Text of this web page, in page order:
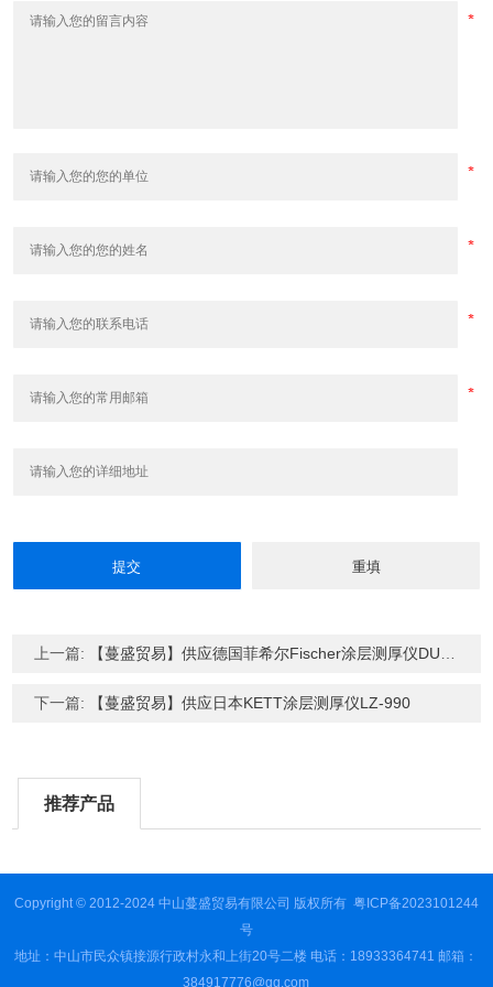
上一篇: 【蔓盛贸易】供应德国菲希尔Fischer涂层测厚仪DUALSCOPE MP0
下一篇: 【蔓盛贸易】供应日本KETT涂层测厚仪LZ-990
推荐产品
Copyright © 2012-2024 中山蔓盛贸易有限公司 版权所有 粤ICP备2023101244
号
地址：中山市民众镇接源行政村永和上街20号二楼 电话：18933364741 邮箱：
384917776@qq.com